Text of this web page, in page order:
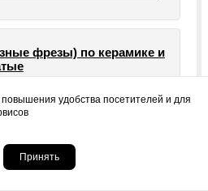
фрезы) по керамике и
повышения удобства посетителей и для
Принять